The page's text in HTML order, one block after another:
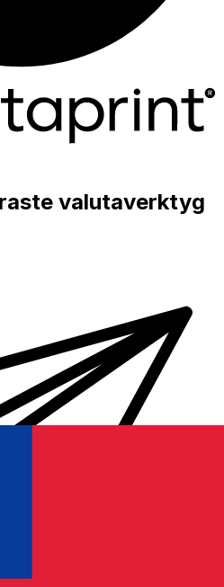
valutaverktyg